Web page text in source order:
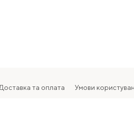
та оплата Умови